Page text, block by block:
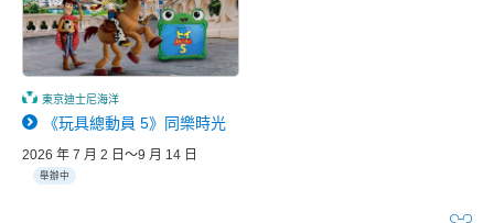
東京迪士尼海洋
《玩具總動員 5》同樂時光
2026 年 7 月 2 日～9 月 14 日
舉辦中